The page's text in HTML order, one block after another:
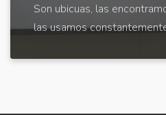
Son ubicuas, las
las usamos